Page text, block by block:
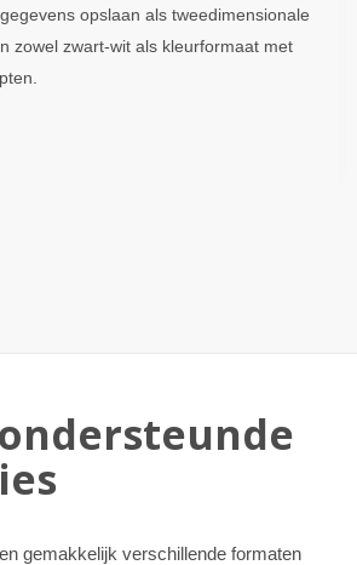
opslaan als tweedimensionale
zowel zwart-wit als kleurformaat met
gemakkelijk verschillende formaten